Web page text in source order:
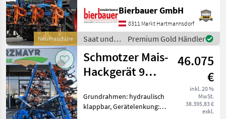
Einböck
Sasform
Hatzenbichler
Kongskilde
Gaspardo
Alle 34
Neumaschine
Zustand und kann nach
telefonischer Vereinbarung
gerne vor Ort besic
Bierbauer GmbH
8311 Markt Hartmannsdorf
Saat und
Pflege /
Schmotzer
Premium Gold Händler
Schmotzer Mais-
Hackgerät 9
46.075
€
inkl. 20 %
MwSt.
38.395,83 €
exkl.
Grundrahmen: hydraulisch
klappbar, Gerätelenkung: